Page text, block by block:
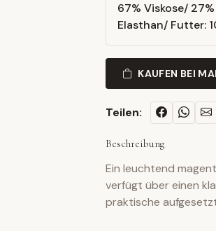
67% Viskose/
Elasthan/ Futter:
KAUFEN BEI
Teilen:
Beschreibung
Ein leuchtend
verfügt über einen
praktische